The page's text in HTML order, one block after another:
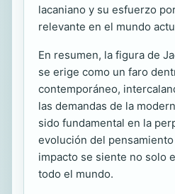
lacaniano y su esfuerzo
relevante en el mundo
En resumen, la figura de
se erige como un faro
contemporáneo,
las demandas de la
sido fundamental en la
evolución del
impacto se siente no solo
todo el mundo.